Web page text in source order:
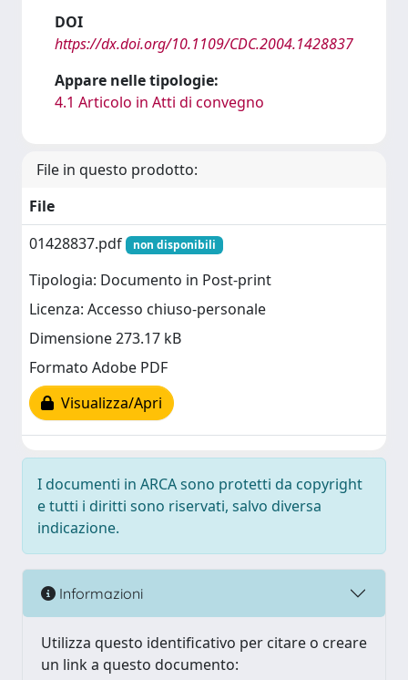
DOI
https://dx.doi.org/10.1109/CDC.2004.1428837
Appare nelle tipologie:
4.1 Articolo in Atti di convegno
File in questo prodotto:
File
01428837.pdf
non disponibili
Tipologia: Documento in Post-print
Licenza: Accesso chiuso-personale
Dimensione 273.17 kB
Formato Adobe PDF
Visualizza/Apri
I documenti in ARCA sono protetti da copyright
e tutti i diritti sono riservati, salvo diversa
indicazione.
Informazioni
Utilizza questo identificativo per citare o creare
un link a questo documento: